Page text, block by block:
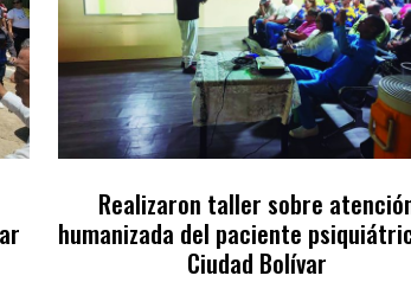
Realizaron taller sobre
humanizada del paciente
Ciudad Bolívar